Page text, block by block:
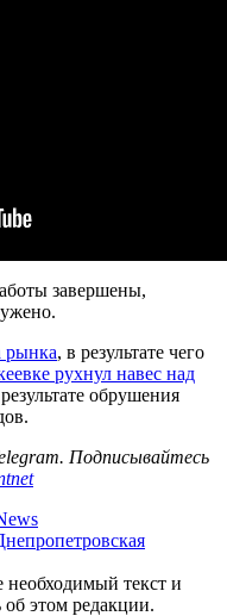
завершены,
рынка, в результате чего
рухнул навес над
обрушения
Подписывайтесь
текст и
этом редакции.